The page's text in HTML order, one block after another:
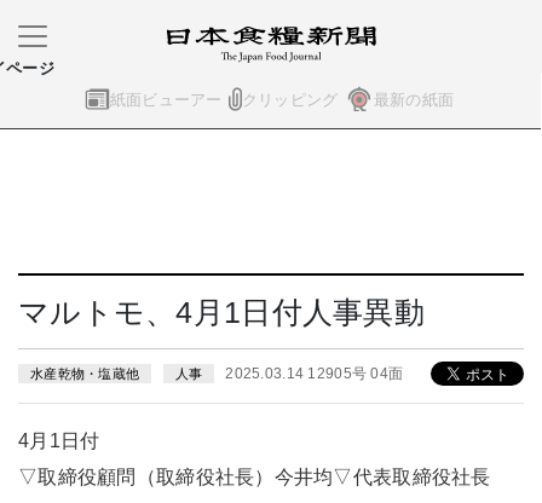
紙面ビューアー クリッピング 最新の紙面
ページ
マルトモ、4月1日付人事異動
水産乾物・塩蔵他 人事 2025.03.14 12905号 04面
4月1日付
▽取締役顧問（取締役社長）今井均▽代表取締役社長